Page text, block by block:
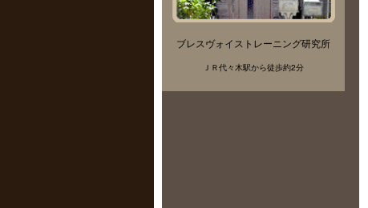
ブレスヴォイストレーニング研究所
ＪＲ代々木駅から徒歩約2分